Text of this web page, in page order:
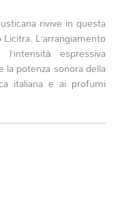
rivive in questa
L’arrangiamento
espressiva
la potenza sonora della
italiana e ai profumi